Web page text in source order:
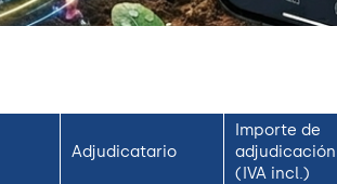
Adjudicatario
Importe de
adjudicación
(IVA incl.)